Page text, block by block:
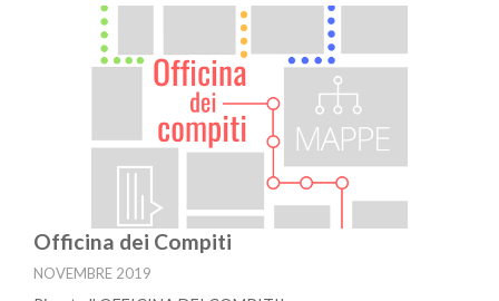
Officina dei Compiti
NOVEMBRE 2019